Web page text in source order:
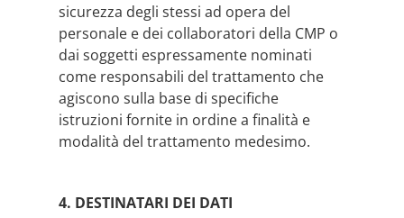
sicurezza degli stessi ad opera del
personale e dei collaboratori della CMP o
dai soggetti espressamente nominati
come responsabili del trattamento che
agiscono sulla base di specifiche
istruzioni fornite in ordine a finalità e
modalità del trattamento medesimo.
4. DESTINATARI DEI DATI